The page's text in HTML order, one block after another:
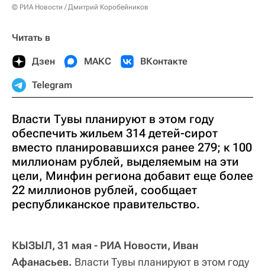
© РИА Новости / Дмитрий Коробейников
Читать в
Дзен МАКС ВКонтакте
Telegram
Власти Тувы планируют в этом году
обеспечить жильем 314 детей-сирот
вместо планировавшихся ранее 279; к 100
миллионам рублей, выделяемым на эти
цели, Минфин региона добавит еще более
22 миллионов рублей, сообщает
республиканское правительство.
КЫЗЫЛ, 31 мая - РИА Новости, Иван
Афанасьев. Власти Тувы планируют в этом году